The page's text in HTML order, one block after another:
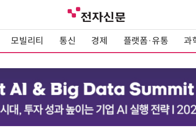
모빌리티 통신 경제 플랫폼·유통 과